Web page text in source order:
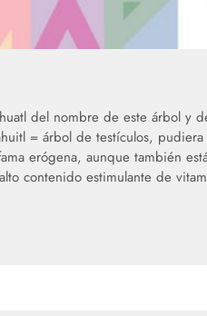
del nombre de este árbol y
= árbol de testículos, pudiera
erógena, aunque también
contenido estimulante de